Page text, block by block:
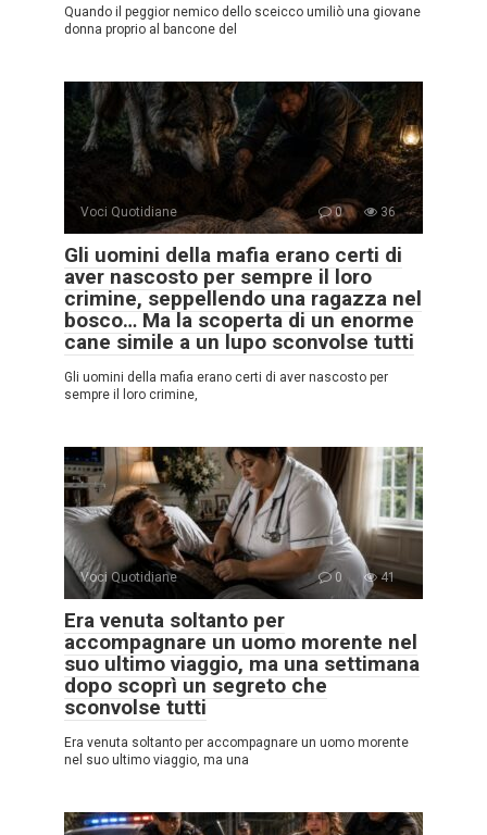
Quando il peggior nemico dello sceicco umiliò una giovane
donna proprio al bancone del
Voci Quotidiane 0 36
Gli uomini della mafia erano certi di
aver nascosto per sempre il loro
crimine, seppellendo una ragazza nel
bosco… Ma la scoperta di un enorme
cane simile a un lupo sconvolse tutti
Gli uomini della mafia erano certi di aver nascosto per
sempre il loro crimine,
Voci Quotidiane 0 41
Era venuta soltanto per
accompagnare un uomo morente nel
suo ultimo viaggio, ma una settimana
dopo scoprì un segreto che
sconvolse tutti
Era venuta soltanto per accompagnare un uomo morente
nel suo ultimo viaggio, ma una